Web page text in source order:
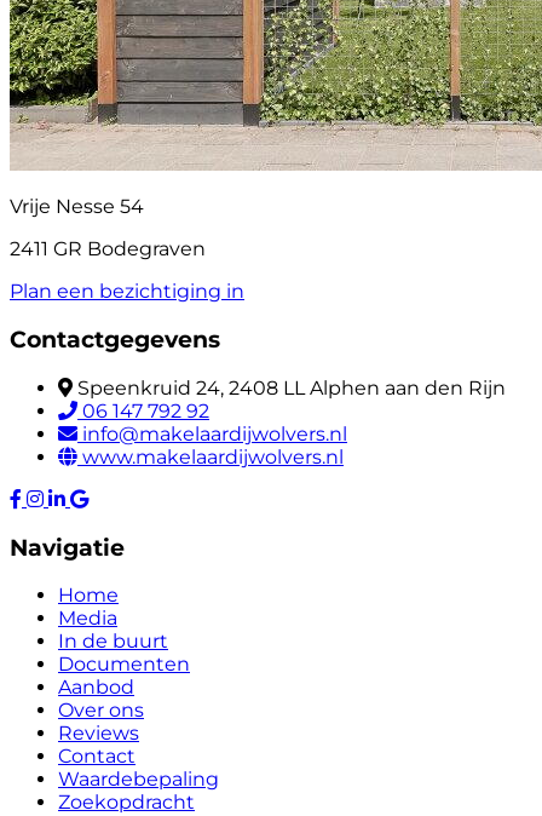
Vrije Nesse 54
2411 GR Bodegraven
Plan een bezichtiging in
Contactgegevens
Speenkruid 24, 2408 LL Alphen aan den Rijn
06 147 792 92
info@makelaardijwolvers.nl
www.makelaardijwolvers.nl
Navigatie
Home
Media
In de buurt
Documenten
Aanbod
Over ons
Reviews
Contact
Waardebepaling
Zoekopdracht